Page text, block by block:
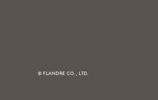
© FLANDRE CO., LTD.